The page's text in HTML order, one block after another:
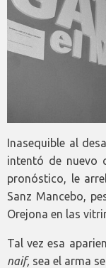
Inasequible al
intentó de nuevo
pronóstico, le
Sanz Mancebo,
Orejona en las
Tal vez esa
naif, sea el arma